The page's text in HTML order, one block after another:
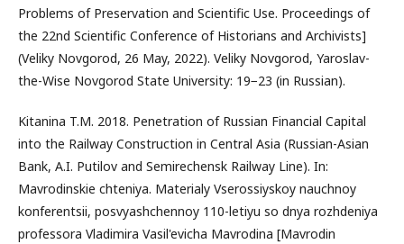
Problems of Preservation and Scientific Use. Proceedings of
the 22nd Scientific Conference of Historians and Archivists]
(Veliky Novgorod, 26 May, 2022). Veliky Novgorod, Yaroslav-
the-Wise Novgorod State University: 19−23 (in Russian).
Kitanina T.M. 2018. Penetration of Russian Financial Capital
into the Railway Construction in Central Asia (Russian-Asian
Bank, A.I. Putilov and Semirechensk Railway Line). In:
Mavrodinskie chteniya. Materialy Vserossiyskoy nauchnoy
konferentsii, posvyashchennoy 110-letiyu so dnya rozhdeniya
professora Vladimira Vasil'evicha Mavrodina [Mavrodin